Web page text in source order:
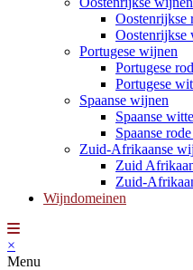
Oostenrijkse
Oostenrijkse
Portugese wijnen
Portugese
Portugese
Spaanse wijnen
Spaanse
Spaanse
Zuid-Afrikaanse
Zuid
Zuid-
Wijndomeinen
×
Menu